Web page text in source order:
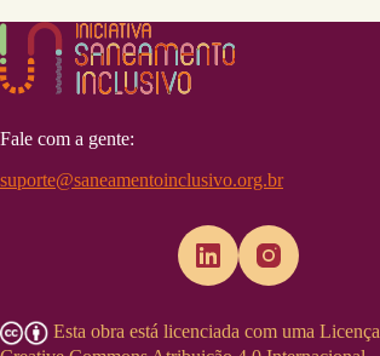
Fale com a gente:
suporte@saneamentoinclusivo.org.br
Esta obra está licenciada com uma Licença